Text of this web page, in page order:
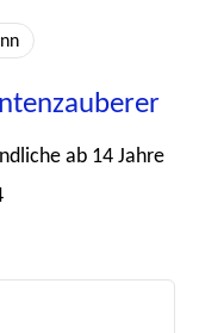
ab 14 Jahre